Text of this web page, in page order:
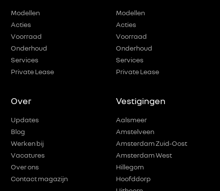
Modellen
Acties
Voorraad
Onderhoud
Services
Private Lease
Modellen
Acties
Voorraad
Onderhoud
Services
Private Lease
Over
Updates
Blog
Werken bij
Vacatures
Over ons
Contact magazijn
Vestigingen
Aalsmeer
Amstelveen
Amsterdam Zuid-Oost
Amsterdam West
Hillegom
Hoofddorp